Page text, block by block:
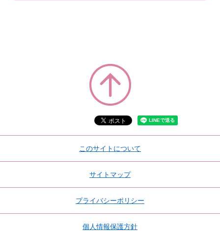
このサイトについて
サイトマップ
プライバシーポリシー
個人情報保護方針